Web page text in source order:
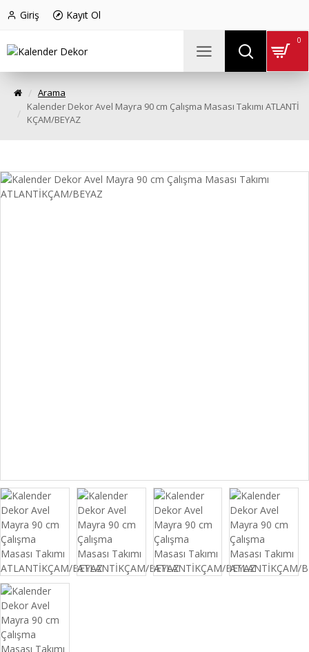
Giriş Kayıt Ol
0
Arama
Kalender Dekor Avel Mayra 90 cm Çalışma Masası Takımı ATLANTİ
KÇAM/BEYAZ